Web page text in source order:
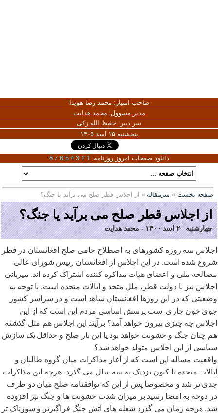
صاحب امتیاز: محمد رضا هویدا
مدیر مسوول: محمد هدایت
سر دبیر: حفیظ الله زکی
پنجشنبه ۱۵ اسد ۱۴۰۵
دانلود صفحات امروز روزنامه: 1
2
3
4
5
6
7
8
صفحه نخست » سرمقاله » از اجلاس قطر صلح می برآید یا جنگ؟
از اجلاس قطر صلح می برآید یا جنگ؟
چهارشنبه ۲۰ اسد ۱۴۰۰ -محمد هدایت
اجلاس سه روزه کشورهای به اصطلاح حامی صلح افغانستان در قطر
شروع شده است. در این اجلاس از افغانستان رییس شورای عالی
مصالحه ملی و اعضای هیات مذاکره کننده اشتراک کرده اند. میزبانی
اجلاس نیز با دولت قطر، ملل متحد و ایالات متحده است. با توجه به
وضعیتی که در این روزها افغانستان شاهد است و در سراسر کشور
جوی خون جاری است پرسش اساسی مردم این است که از این
اجلاس چه چیزی بیرون خواهد آمد؟ برآیند این اجلاس هم مثل گذشته
هم چنان جنگ و خشونت خواهد بود یا این بار صلح و حداقل یک سازش
سیاسی از این اجلاس متولد خواهد شد؟
واقعیت مساله این است که از آغاز مذاکرات میان گروه طالبان و
ایالات متحده تا کنون نزدیک به سه سال می گذرد. هرچه این مذاکرات
جدی تر شد و مخصوصا پس از این که توافقنامه صلح میان دو طرف
در دوحه به امضا رسید بر میزان شدت خشونت ها و جنگ نیز افزوده
شد. هرچه زمان می گذرد شعله های آتش جنگ فراگیرتر و سوزناک تر